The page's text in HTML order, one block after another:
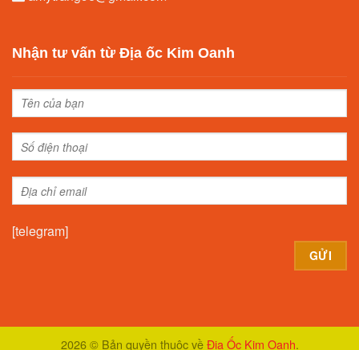
Nhận tư vấn từ Địa ốc Kim Oanh
[telegram]
2026 © Bản quyền thuộc vềĐịa Ốc Kim Oanh.